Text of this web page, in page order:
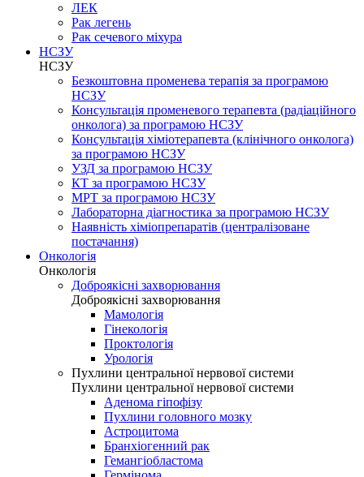
ЛЕК
Рак легень
Рак сечевого міхура
НСЗУ
НСЗУ
Безкоштовна променева терапія за програмою
НСЗУ
Консультація променевого терапевта (радіаційного
онколога) за програмою НСЗУ
Консультація хіміотерапевта (клінічного онколога)
за програмою НСЗУ
УЗД за програмою НСЗУ
КТ за програмою НСЗУ
МРТ за програмою НСЗУ
Лабораторна діагностика за програмою НСЗУ
Наявність хіміопрепаратів (централізоване
постачання)
Онкологія
Онкологія
Доброякісні захворювання
Доброякісні захворювання
Мамологія
Гінекологія
Проктологія
Урологія
Пухлини центральної нервової системи
Пухлини центральної нервової системи
Аденома гіпофізу
Пухлини головного мозку
Астроцитома
Бранхіогенний рак
Гемангіобластома